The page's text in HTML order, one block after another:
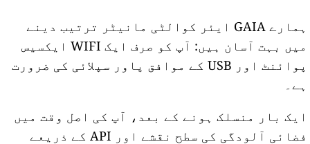
ہمارے GAIA ایئر کوالٹی مانیٹر ترتیب دینے
میں بہت آسان ہیں: آپ کو صرف ایک WIFI ایکسیس
پوائنٹ اور USB کے موافق پاور سپلائی کی ضرورت
ہے۔
ایک بار منسلک ہونے کے بعد، آپ کی اصل وقت میں
فضائی آلودگی کی سطح نقشے اور API کے ذریعے